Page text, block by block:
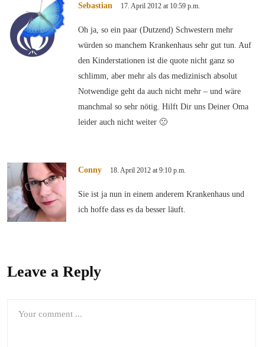
Sebastian 17. April 2012 at 10:59 p.m.
Oh ja, so ein paar (Dutzend) Schwestern mehr
würden so manchem Krankenhaus sehr gut tun. Auf
den Kinderstationen ist die quote nicht ganz so
schlimm, aber mehr als das medizinisch absolut
Notwendige geht da auch nicht mehr – und wäre
manchmal so sehr nötig. Hilft Dir uns Deiner Oma
leider auch nicht weiter 🙁
Conny 18. April 2012 at 9:10 p.m.
Sie ist ja nun in einem anderem Krankenhaus und
ich hoffe dass es da besser läuft.
Leave a Reply